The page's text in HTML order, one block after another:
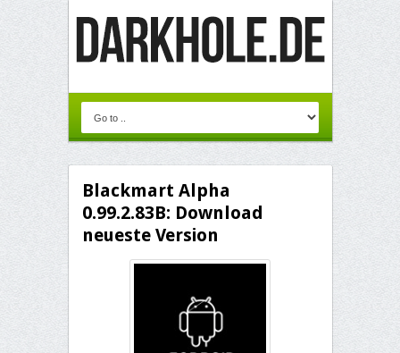
Blackmart Alpha
0.99.2.83B: Download
neueste Version